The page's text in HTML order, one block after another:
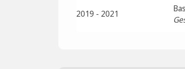
2019 - 2021